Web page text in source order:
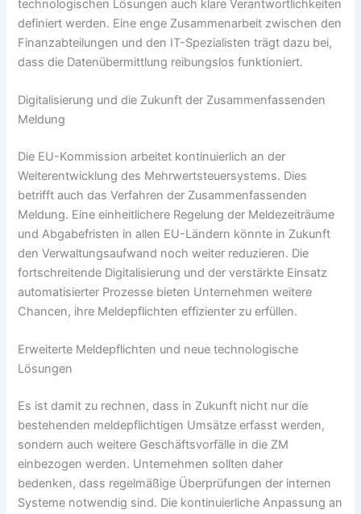
technologischen Lösungen auch klare Verantwortlichkeiten
definiert werden. Eine enge Zusammenarbeit zwischen den
Finanzabteilungen und den IT-Spezialisten trägt dazu bei,
dass die Datenübermittlung reibungslos funktioniert.
Digitalisierung und die Zukunft der Zusammenfassenden
Meldung
Die EU-Kommission arbeitet kontinuierlich an der
Weiterentwicklung des Mehrwertsteuersystems. Dies
betrifft auch das Verfahren der Zusammenfassenden
Meldung. Eine einheitlichere Regelung der Meldezeiträume
und Abgabefristen in allen EU-Ländern könnte in Zukunft
den Verwaltungsaufwand noch weiter reduzieren. Die
fortschreitende Digitalisierung und der verstärkte Einsatz
automatisierter Prozesse bieten Unternehmen weitere
Chancen, ihre Meldepflichten effizienter zu erfüllen.
Erweiterte Meldepflichten und neue technologische
Lösungen
Es ist damit zu rechnen, dass in Zukunft nicht nur die
bestehenden meldepflichtigen Umsätze erfasst werden,
sondern auch weitere Geschäftsvorfälle in die ZM
einbezogen werden. Unternehmen sollten daher
bedenken, dass regelmäßige Überprüfungen der internen
Systeme notwendig sind. Die kontinuierliche Anpassung an